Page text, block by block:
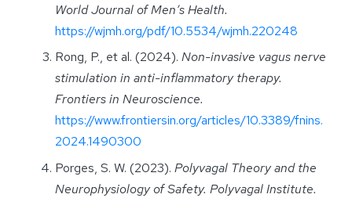
World Journal of Men’s Health.
https://wjmh.org/pdf/10.5534/wjmh.220248
Rong, P., et al. (2024). Non-invasive vagus nerve
stimulation in anti-inflammatory therapy.
Frontiers in Neuroscience.
https://www.frontiersin.org/articles/10.3389/fnins.
2024.1490300
Porges, S. W. (2023). Polyvagal Theory and the
Neurophysiology of Safety. Polyvagal Institute.